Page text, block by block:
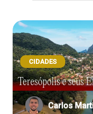
CIDADES
Teresópolis e seus
Carlos